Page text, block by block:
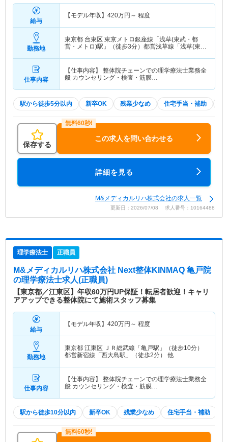
給与
【モデル年収】 420万円～ 程度
勤務地
東京都 台東区 東京メトロ銀座線「浅草(東武・都
営・メトロ)駅」（徒歩3分）都営浅草線「浅草(東
仕事内容
【仕事内容】 整体院チェーンでの理学療法士業務全
般 カウンセリング・検査・筋膜…
駅から徒歩5分以内 新卒OK 残業少なめ 住宅手当・補助
保存する
この求人を問い合わせる
詳細を見る
M&メディカルリハ株式会社の求人一覧
更新日：2026/07/08 求人番号：10164488
理学療法士 正職員
M&メディカルリハ株式会社 Next整体KINMAQ 亀戸院
の理学療法士求人(正職員)
【東京都／江東区】年収60万円UP保証！転居者歓迎！キャリ
アアップできる整体院にて施術スタッフ募集
給与
【モデル年収】 420万円～ 程度
勤務地
東京都 江東区
ＪＲ総武線「亀戸駅」（徒歩10分）
都営新宿線「西大島駅」（徒歩2分） 他
仕事内容
【仕事内容】 整体院チェーンでの理学療法士業務全
般 カウンセリング・検査・筋膜…
駅から徒歩10分以内 新卒OK 残業少なめ 住宅手当・補助